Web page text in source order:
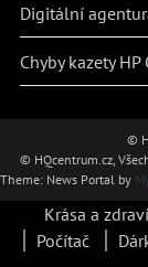
Digitální
Chyby kazety
©
© HQcentrum.cz,
Theme: News Portal by
Krása a zdraví
Počítač